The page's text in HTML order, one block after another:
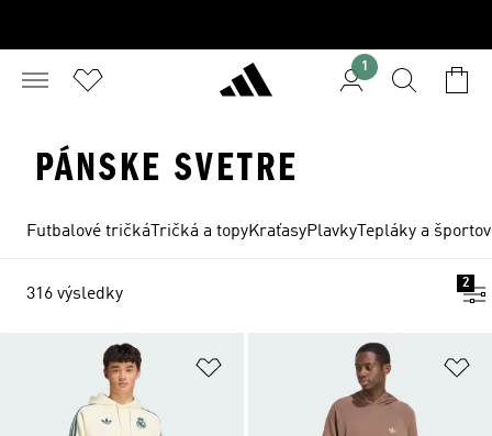
1
PÁNSKE SVETRE
Futbalové tričká Tričká a topyKraťasyPlavky Tepláky a
316 výsledky
2
Pridať do zoznamu želaných